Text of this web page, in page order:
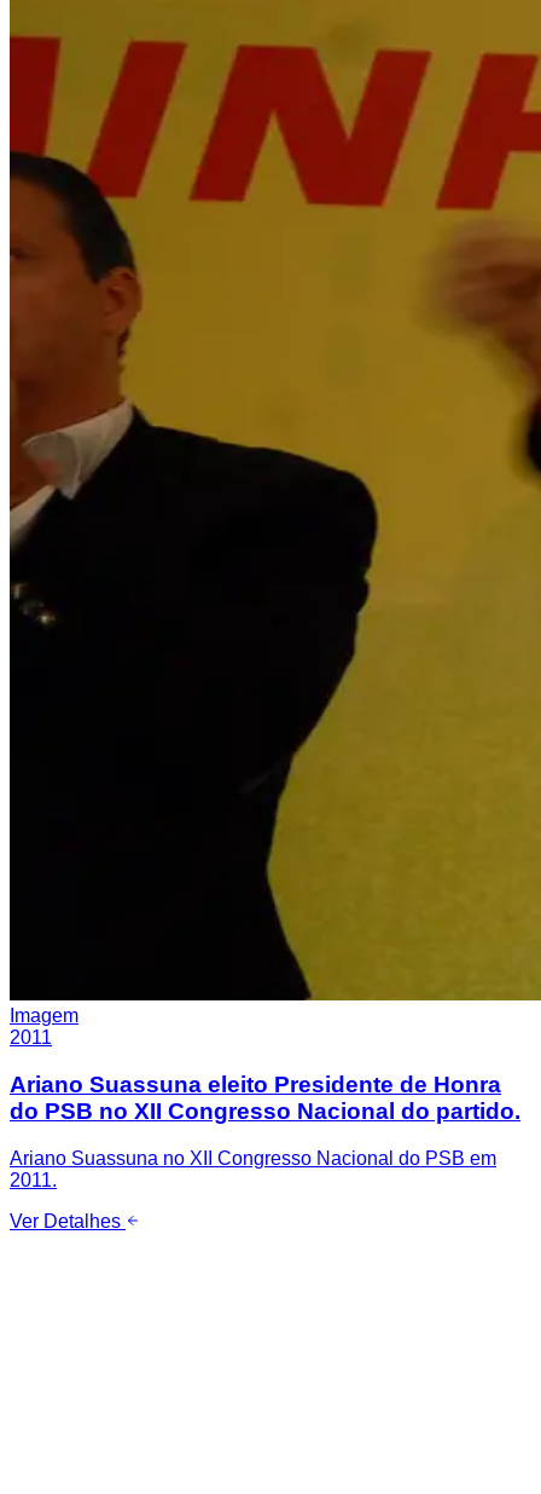
Imagem
2011
Ariano Suassuna eleito Presidente de Honra
do PSB no XII Congresso Nacional do partido.
Ariano Suassuna no XII Congresso Nacional do PSB em
2011.
Ver Detalhes